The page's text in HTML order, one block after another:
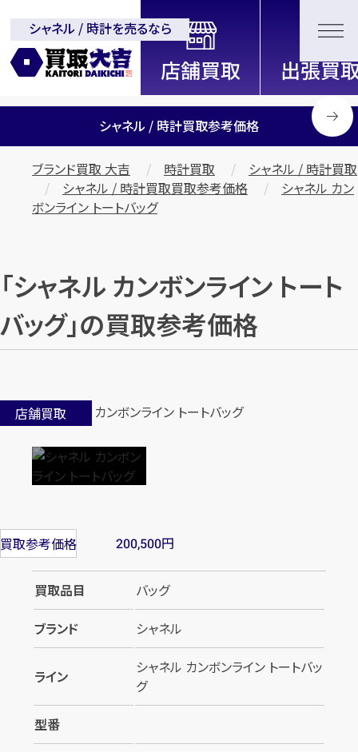
全国2200店舗以上展開中！ 信頼と実績の買取専門店「買取大
吉」
シャネル / 時計を売るなら
シャネル / 時計買取参考価格
ブランド買取 大吉 時計買取
シャネル / 時計買取
シャネル / 時計買取買取参考価格
シャネル カン
ボンライン トートバッグ
「シャネル カンボンライン トート
バッグ」の買取参考価格
店舗買取
買取参考価格 200,500円
買取品目
バッグ
ブランド
シャネル
ライン
シャネル カンボンライン トートバッ
グ
型番